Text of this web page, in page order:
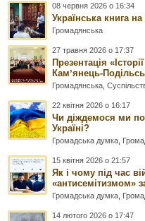
08 червня 2026 о 16:34
Українська книга
Громадянська
27 травня 2026 о 17:37
Презентація
Камʼянець-
Громадянська ,
22 квітня 2026 о 16:17
Чи діждемося ми
Україні?
Громадська думка
15 квітня 2026 о 21:57
Як і чому під час
«антисемітизмом»
Громадська думка
14 лютого 2026 о 17:47